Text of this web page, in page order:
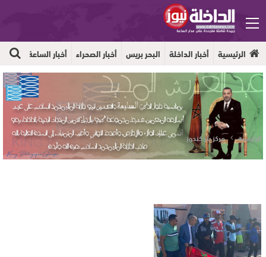
الرئيسية أخبار الداخلة البحر بريس أخبار الصحراء أخبار الساعة
الرئيسية مركز بئر كندوز